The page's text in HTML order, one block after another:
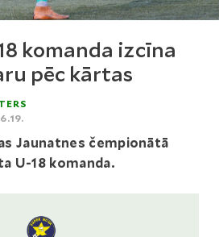
komanda izcīna
pēc kārtas
Jaunatnes čempionātā
U-18 komanda.